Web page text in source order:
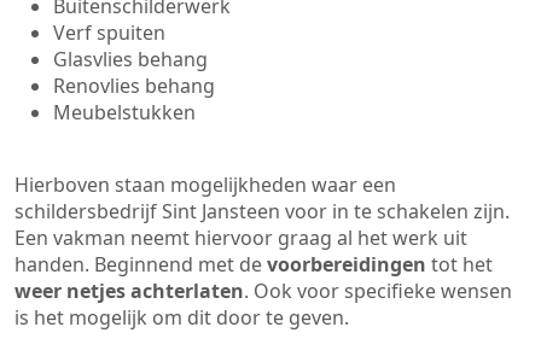
Buitenschilderwerk
Verf spuiten
Glasvlies behang
Renovlies behang
Meubelstukken
Hierboven staan mogelijkheden waar een
schildersbedrijf Sint Jansteen voor in te schakelen zijn.
Een vakman neemt hiervoor graag al het werk uit
handen. Beginnend met devoorbereidingen tot het
weer netjes achterlaten. Ook voor specifieke wensen
is het mogelijk om dit door te geven.